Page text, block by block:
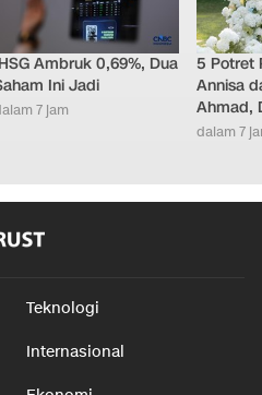
Ambruk 0,69%, Dua
Ini Jadi
7 jam
5 Potret
Annisa
Ahmad,
dalam 7
Teknologi
Internasional